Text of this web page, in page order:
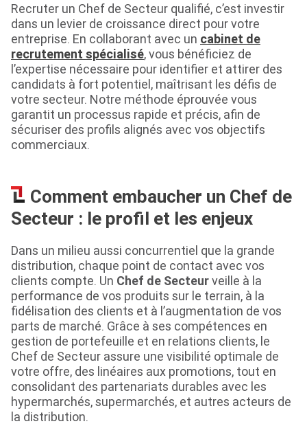
Recruter un Chef de Secteur qualifié, c’est investir
dans un levier de croissance direct pour votre
entreprise. En collaborant avec un cabinet de
recrutement spécialisé, vous bénéficiez de
l’expertise nécessaire pour identifier et attirer des
candidats à fort potentiel, maîtrisant les défis de
votre secteur. Notre méthode éprouvée vous
garantit un processus rapide et précis, afin de
sécuriser des profils alignés avec vos objectifs
commerciaux.
Comment embaucher un Chef de
Secteur : le profil et les enjeux
Dans un milieu aussi concurrentiel que la grande
distribution, chaque point de contact avec vos
clients compte. Un Chef de Secteurveille à la
performance de vos produits sur le terrain, à la
fidélisation des clients et à l’augmentation de vos
parts de marché. Grâce à ses compétences en
gestion de portefeuille et en relations clients, le
Chef de Secteur assure une visibilité optimale de
votre offre, des linéaires aux promotions, tout en
consolidant des partenariats durables avec les
hypermarchés, supermarchés, et autres acteurs de
la distribution.